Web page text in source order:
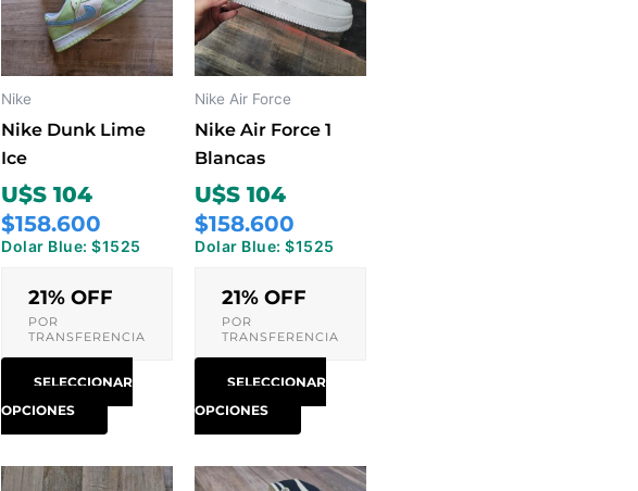
Nike
Nike Dunk Lime
Ice
U$S 104
$158.600
Dolar Blue: $1525
21% OFF
POR
TRANSFERENCIA
SELECCIONAR
OPCIONES
variantes.
Las
página
de
Nike Air Force
Nike Air Force 1
Blancas
U$S 104
$158.600
Dolar Blue: $1525
21% OFF
POR
TRANSFERENCIA
SELECCIONAR
OPCIONES
variantes.
Las
página
de
Este
Este